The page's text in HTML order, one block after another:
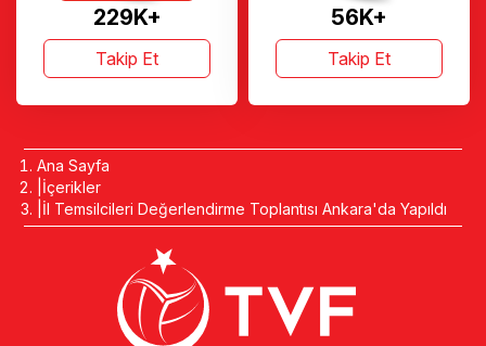
229K+
Takip Et
56K+
Takip Et
Ana Sayfa
İçerikler
İl Temsilcileri Değerlendirme Toplantısı Ankara'da Yapıldı